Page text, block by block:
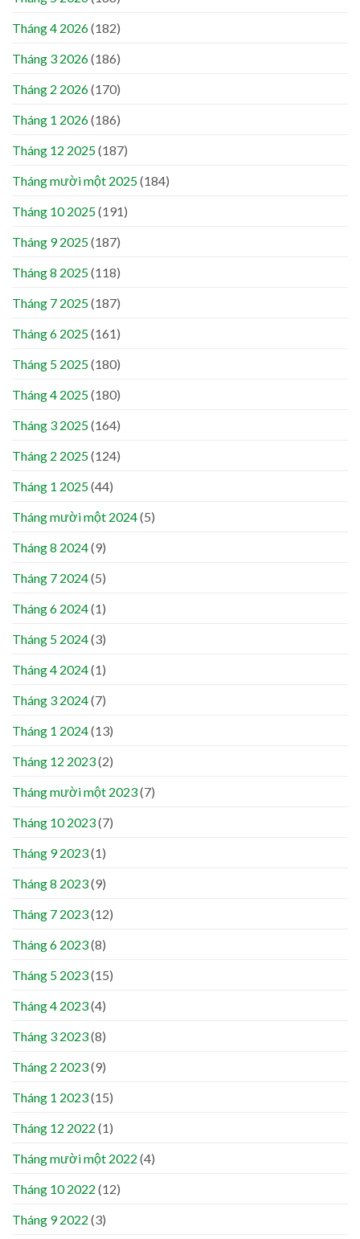
Tháng 4 2026(182)
Tháng 3 2026(186)
Tháng 2 2026(170)
Tháng 1 2026(186)
Tháng 12 2025(187)
Tháng mười một 2025(184)
Tháng 10 2025(191)
Tháng 9 2025(187)
Tháng 8 2025(118)
Tháng 7 2025(187)
Tháng 6 2025(161)
Tháng 5 2025(180)
Tháng 4 2025(180)
Tháng 3 2025(164)
Tháng 2 2025(124)
Tháng 1 2025(44)
Tháng mười một 2024(5)
Tháng 8 2024(9)
Tháng 7 2024(5)
Tháng 6 2024(1)
Tháng 5 2024(3)
Tháng 4 2024(1)
Tháng 3 2024(7)
Tháng 1 2024(13)
Tháng 12 2023(2)
Tháng mười một 2023(7)
Tháng 10 2023(7)
Tháng 9 2023(1)
Tháng 8 2023(9)
Tháng 7 2023(12)
Tháng 6 2023(8)
Tháng 5 2023(15)
Tháng 4 2023(4)
Tháng 3 2023(8)
Tháng 2 2023(9)
Tháng 1 2023(15)
Tháng 12 2022 (1)
Tháng mười một 2022 (4)
Tháng 10 2022 (12)
Tháng 9 2022 (3)